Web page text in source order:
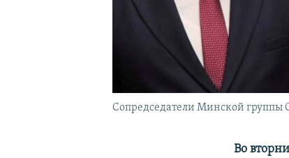
Сопредседатели Минской группы
Во